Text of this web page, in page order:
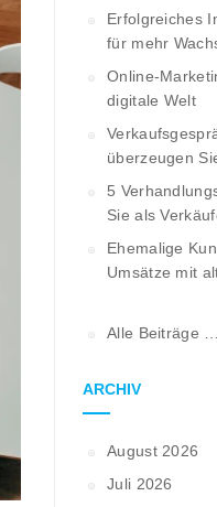
Erfolgreiches
für mehr
Online-
digitale Welt
überzeugen
5
Sie als
Ehemalige
Umsätze mit
Alle Beiträge …
ARCHIV
August 2026
Juli 2026